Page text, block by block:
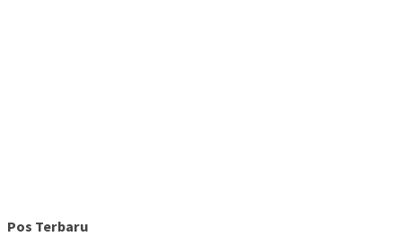
Pos Terbaru